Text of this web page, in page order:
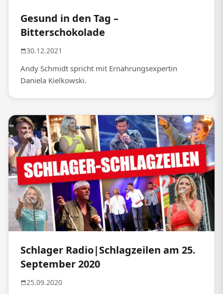
Gesund in den Tag –
Bitterschokolade
30.12.2021
Andy Schmidt spricht mit Ernährungsexpertin
Daniela Kielkowski.
Schlager Radio|Schlagzeilen am 25.
September 2020
25.09.2020